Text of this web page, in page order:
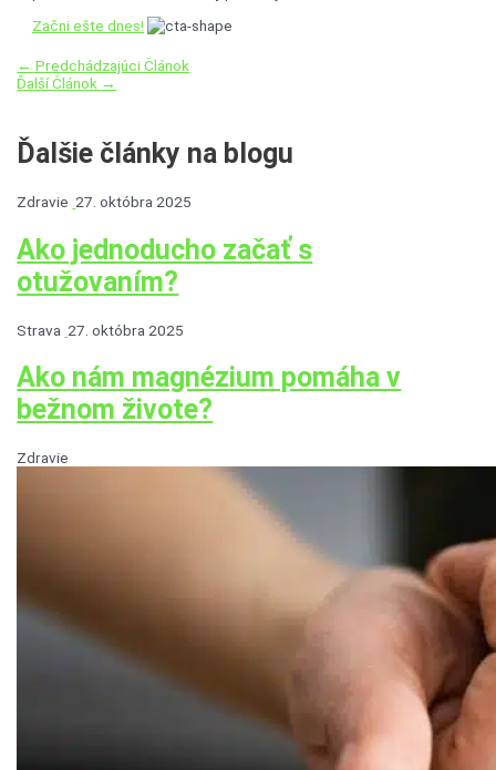
Začni ešte dnes!
Navigácia
v
← Predchádzajúci Článok
Ďalší Článok →
Ďalšie články na blogu
Zdravie 27. októbra 2025
Ako jednoducho začať s
otužovaním?
Strava 27. októbra 2025
Ako nám magnézium pomáha v
bežnom živote?
Zdravie